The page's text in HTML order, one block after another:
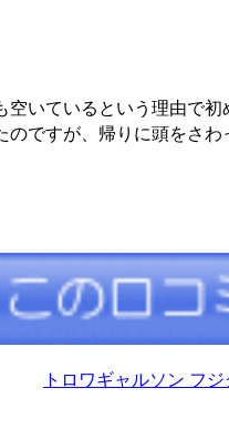
いているという理由で
ですが、帰りに頭をさ
トロワギャルソン フ